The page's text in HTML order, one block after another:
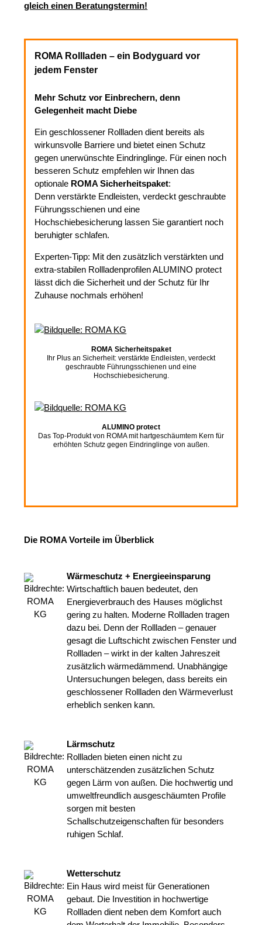
gleich einen Beratungstermin!
ROMA Rollladen – ein Bodyguard vor
jedem Fenster
Mehr Schutz vor Einbrechern, denn
Gelegenheit macht Diebe
Ein geschlossener Rollladen dient bereits als
wirkunsvolle Barriere und bietet einen Schutz
gegen unerwünschte Eindringlinge. Für einen noch
besseren Schutz empfehlen wir Ihnen das
optionale ROMA Sicherheitspaket:
Denn verstärkte Endleisten, verdeckt geschraubte
Führungsschienen und eine
Hochschiebesicherung lassen Sie garantiert noch
beruhigter schlafen.
Experten-Tipp: Mit den zusätzlich verstärkten und
extra-stabilen Rollladenprofilen ALUMINO protect
lässt dich die Sicherheit und der Schutz für Ihr
Zuhause nochmals erhöhen!
ROMA Sicherheitspaket
Ihr Plus an Sicherheit: verstärkte Endleisten, verdeckt
geschraubte Führungsschienen und eine
Hochschiebesicherung.
ALUMINO protect
Das Top-Produkt von ROMA mit hartgeschäumtem Kern für
erhöhten Schutz gegen Eindringlinge von außen.
Die ROMA Vorteile im Überblick
Wärmeschutz + Energieeinsparung
Wirtschaftlich bauen bedeutet, den
Energieverbrauch des Hauses möglichst
gering zu halten. Moderne Rollladen tragen
dazu bei. Denn der Rollladen – genauer
gesagt die Luftschicht zwischen Fenster und
Rollladen – wirkt in der kalten Jahreszeit
zusätzlich wärmedämmend. Unabhängige
Untersuchungen belegen, dass bereits ein
geschlossener Rollladen den Wärmeverlust
erheblich senken kann.
Lärmschutz
Rollladen bieten einen nicht zu
unterschätzenden zusätzlichen Schutz
gegen Lärm von außen. Die hochwertig und
umweltfreundlich ausgeschäumten Profile
sorgen mit besten
Schallschutzeigenschaften für besonders
ruhigen Schlaf.
Wetterschutz
Ein Haus wird meist für Generationen
gebaut. Die Investition in hochwertige
Rollladen dient neben dem Komfort auch